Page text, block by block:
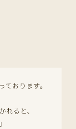
ております。
ると、